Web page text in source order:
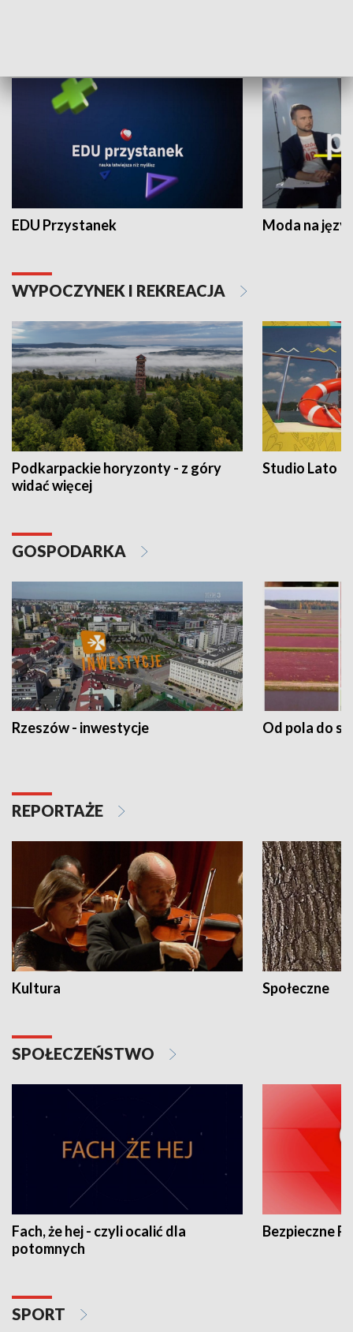
EDU Przystanek Moda na
WYPOCZYNEK I REKREACJA
Podkarpackie horyzonty - z góry
widać więcej
Studio Lato
GOSPODARKA
Rzeszów - inwestycje Od pola do
REPORTAŻE
Kultura Społeczne
SPOŁECZEŃSTWO
Fach, że hej - czyli ocalić dla
potomnych
Bezpieczne
SPORT